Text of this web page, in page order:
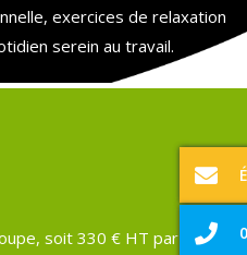
exercices de relaxation
serein au travail.
soit 330 € HT par stagiaire
Ressources et outils
Suivi